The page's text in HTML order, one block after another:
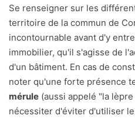
Se renseigner sur les
territoire de la commun de
incontournable avant d'y
immobilier, qu'il s'agisse de
d'un bâtiment. En cas de
noter qu'une forte présence
mérule (aussi appelé "la
nécessiter d'éviter d'utiliser